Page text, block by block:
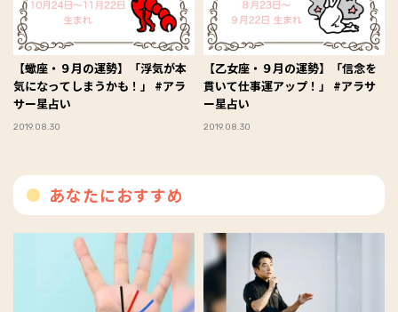
【蠍座・９月の運勢】「浮気が本
気になってしまうかも！」 #アラ
サー星占い
2019.08.30
【乙女座・９月の運勢】「信念を
貫いて仕事運アップ！」 #アラサ
ー星占い
2019.08.30
あなたにおすすめ